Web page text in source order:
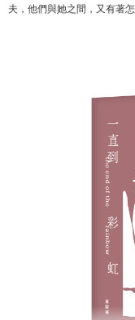
夫，他們與她之間，又有著